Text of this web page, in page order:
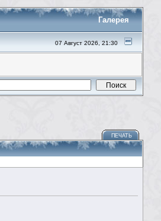
Галерея
07 Август 2026, 21:30
ПЕЧАТЬ